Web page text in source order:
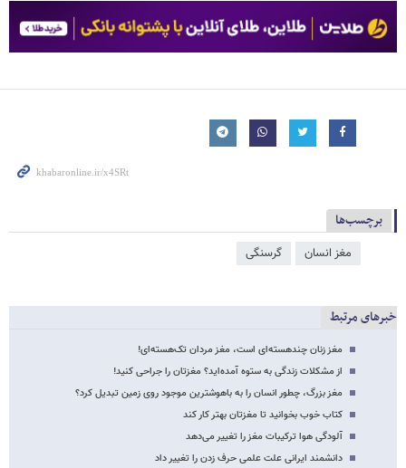
برچسب‌ها
مغز انسان گرسنگی
خبرهای مرتبط
مغز زنان چندهسته‌ای است، مغز مردان تک‌هسته‌ای!
از مشکلات زندگی به ستوه آمده‌اید؟ مغزتان را جراحی کنید!
مغز بزرگ، چطور انسان را به باهوش‎ترین موجود روی زمین تبدیل کرد؟
کتاب خوب بخوانید تا مغزتان بهتر کار کند
آلودگی هوا ترکیبات مغز را تغییر می‌دهد
دانشمند ایرانی علت علمی حرف زدن را تغییر داد